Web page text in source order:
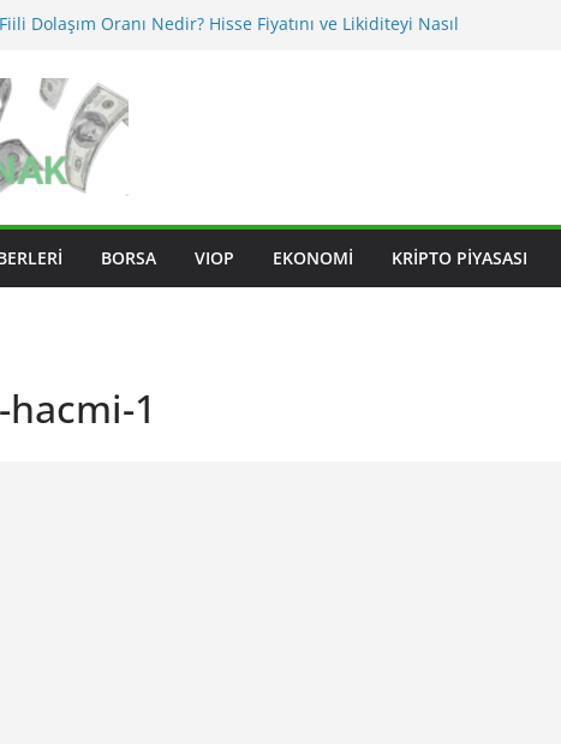
Fiili Dolaşım Oranı Nedir? Hisse Fiyatını ve Likiditeyi Nasıl
MSCI Endeks Değişiklikleri BIST Hisselerini Nasıl Etkiler?
BIST Endeks Değişiklikleri Hisseleri Nasıl Etkiler?
BIST Sektör Endeksleri Nedir? Sektörel Rotasyon Nasıl Takip
Edilir?
BORSA VIOP EKONOMI KRIPTO PIYASASI
1